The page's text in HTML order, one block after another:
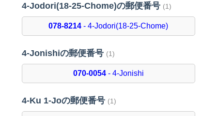
4-Jodori(18-25-Chome)の郵便番号 (1)
078-8214 - 4-Jodori(18-25-Chome)
4-Jonishiの郵便番号 (1)
070-0054- 4-Jonishi
4-Ku 1-Joの郵便番号 (1)